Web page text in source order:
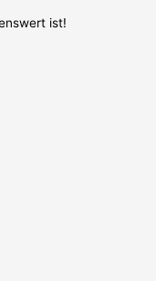
ist!